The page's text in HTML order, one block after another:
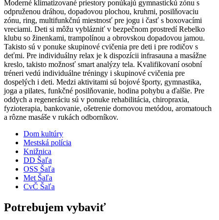
Moderné klimatizované priestory ponúkajú gymnastickú zónu s
odpruženou dráhou, dopadovou plochou, kruhmi, posilňovaciu
zónu, ring, multifunkčnú miestnosť pre jogu i časť s boxovacími
vreciami. Deti si môžu vyblázniť v bezpečnom prostredí Rebelko
klubu so žinenkami, trampolínou a obrovskou dopadovou jamou.
Takisto sú v ponuke skupinové cvičenia pre deti i pre rodičov s
deťmi. Pre individuálny relax je k dispozícii infrasauna a masážne
kreslo, takisto možnosť smart analýzy tela. Kvalifikovaní osobní
tréneri vedú individuálne tréningy i skupinové cvičenia pre
dospelých i deti. Medzi aktivitami sú bojové športy, gymnastika,
joga a pilates, funkčné posilňovanie, hodina pohybu a ďalšie. Pre
oddych a regeneráciu sú v ponuke rehabilitácia, chiropraxia,
fyzioterapia, bankovanie, ošetrenie dornovou metódou, aromatouch
a rôzne masáše v rukách odborníkov.
Dom kultúry
Mestská polícia
Knižnica
DD Šaľa
OSS Šaľa
Met Šaľa
CvČ Šaľa
Potrebujem vybaviť